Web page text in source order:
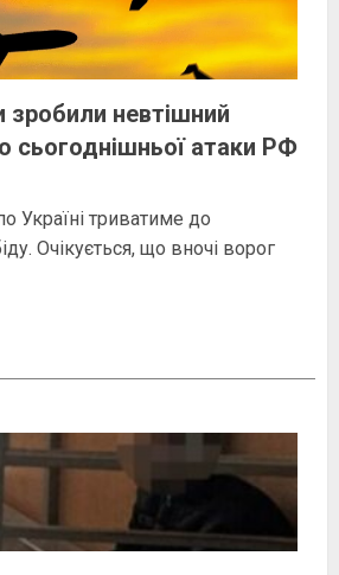
зробили невтішний
сьогоднішньої атаки РФ
Україні триватиме до
Очікується, що вночі ворог